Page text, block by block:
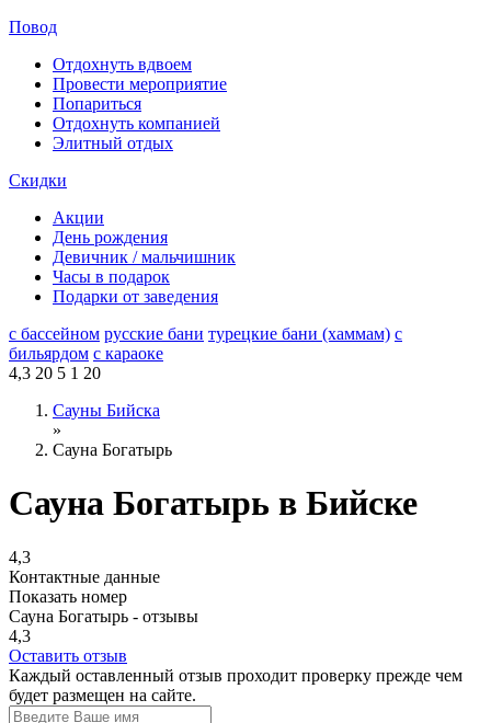
Повод
Отдохнуть вдвоем
Провести мероприятие
Попариться
Отдохнуть компанией
Элитный отдых
Скидки
Акции
День рождения
Девичник / мальчишник
Часы в подарок
Подарки от заведения
с бассейном русские бани турецкие бани (хаммам) с
бильярдом с караоке
4,3 20 5 1 20
Сауны Бийска
»
Сауна Богатырь
Сауна Богатырь в Бийске
4,3
Контактные данные
Показать номер
Сауна Богатырь - отзывы
4,3
Оставить отзыв
Каждый оставленный отзыв проходит проверку прежде чем
будет размещен на сайте.